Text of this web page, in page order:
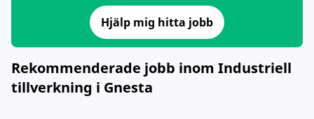
Hjälp mig hitta jobb
Rekommenderade jobb inom Industriell
tillverkning i Gnesta